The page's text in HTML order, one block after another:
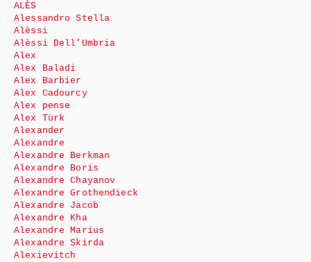
ALÈS
Alessandro Stella
Alèssi
Alèssi Dell’Umbria
Alex
Alex Baladi
Alex Barbier
Alex Cadourcy
Alex pense
Alex Türk
Alexander
Alexandre
Alexandre Berkman
Alexandre Boris
Alexandre Chayanov
Alexandre Grothendieck
Alexandre Jacob
Alexandre Kha
Alexandre Marius
Alexandre Skirda
Alexievitch